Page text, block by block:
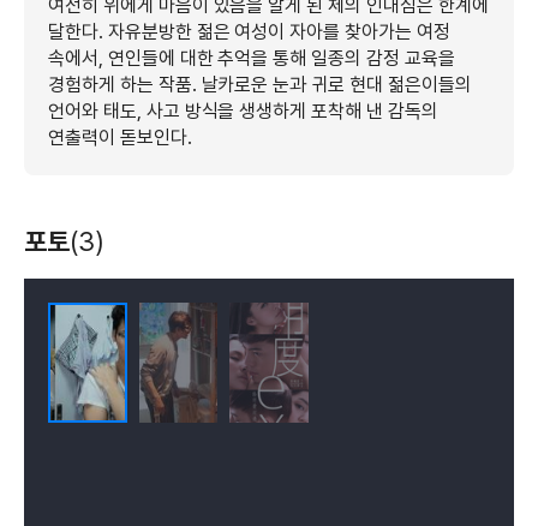
여전히 위에게 마음이 있음을 알게 된 체의 인내심은 한계에
달한다. 자유분방한 젊은 여성이 자아를 찾아가는 여정
속에서, 연인들에 대한 추억을 통해 일종의 감정 교육을
경험하게 하는 작품. 날카로운 눈과 귀로 현대 젊은이들의
언어와 태도, 사고 방식을 생생하게 포착해 낸 감독의
연출력이 돋보인다.
포토(3)